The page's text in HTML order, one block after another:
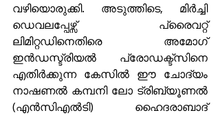
വഴിയൊരുക്കി. അടുത്തിടെ, മിർച്ചി
ഡെവലപ്പേഴ്സ് പ്രൈവറ്റ്
ലിമിറ്റഡിനെതിരെ അമോഗ്
ഇൻഡസ്ട്രിയൽ പ്രോഡക്ട്സിനെ
എതിർക്കുന്ന കേസിൽ ഈ ചോദ്യം
നാഷണൽ കമ്പനി ലോ ട്രിബ്യൂണൽ
(എൻസിഎൽടി) ഹൈദരാബാദ്